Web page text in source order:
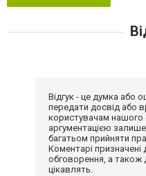
Відгук - це думка або
передати досвід або
користувачам
аргументацією
багатьом прийняти
Коментарі призначені
обговорення, а також
цікавлять.